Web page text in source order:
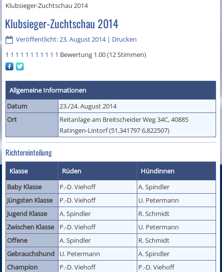
Klubsieger-Zuchtschau 2014
Klubsieger-Zuchtschau 2014
Veröffentlicht: 23. August 2014| Drucken
1 1 1 1 1 1 1 1 1 1 1 Bewertung 1.00 (12 Stimmen)
Allgemeine Informationen
Datum
23./24. August 2014
Ort
Reitanlage am Breitscheider Weg 34C, 40885
Ratingen-Lintorf (51,341797 6,822507)
Richtereinteilung
Klasse Rüden
Hündinnen
Baby Klasse
P.-D. Viehoff
A. Spindler
Jüngsten Klasse
P.-D. Viehoff
U. Petermann
Jugend Klasse
A. Spindler
R. Schmidt
Zwischen Klasse
P.-D. Viehoff
U. Petermann
Offene
A. Spindler
R. Schmidt
Gebrauchshund
U. Petermann
A. Spindler
Champion
P.-D. Viehoff
P.-D. Viehoff